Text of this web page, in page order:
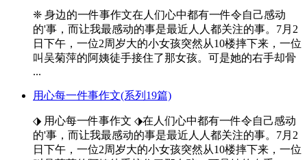
❈ 身边的一件事作文在人们心中都有一件令自己感动
的'事，而让我最感动的事是最近人人都关注的事。7月2
日下午，一位2周岁大的小女孩突然从10楼摔下来，一位
叫吴菊萍的阿姨徒手接住了那女孩。可是她的右手却骨
...
用心每一件事作文(系列19篇)
⬗ 用心每一件事作文 ⬗在人们心中都有一件令自己感动
的'事，而让我最感动的事是最近人人都关注的事。7月2
日下午，一位2周岁大的小女孩突然从10楼摔下来，一位